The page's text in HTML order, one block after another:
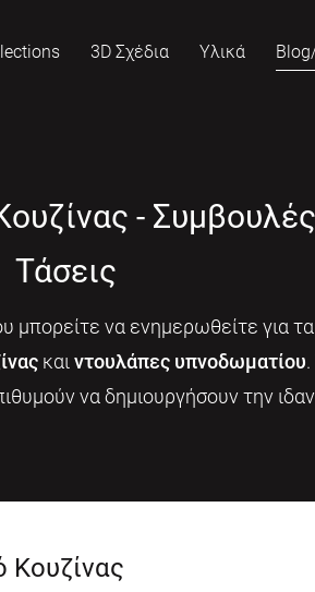
3D Σχέδια Υλικά
-
Τάσεις
μπορείτε να ενημερωθείτε για
και ντουλάπες υπνοδωματίου
να δημιουργήσουν την
Κουζίνας